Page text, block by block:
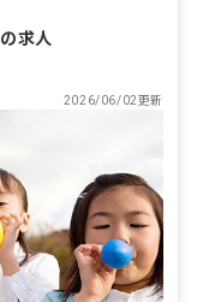
の求人
2026/06/02更新